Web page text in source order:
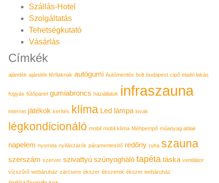
Szállás-Hotel
Szolgáltatás
Tehetségkutató
Vásárlás
Címkék
ajándék ajándék férfiaknak autógumi Autómentés bolt budapest cipő eladó lakás
fogyás fűtőpanel gumiabroncs háziállatok infraszauna
internet játékok kerítés klíma Led lámpa lovak
légkondicionáló mobil mobil klíma Méhpempő műanyag ablak
napelem nyomda nyílászárók páramentesítő redőny ruha szauna
szerszám szerver szivattyú szúnyogháló tapéta táska ventilátor
vízszűrő webáruház zárcsere ékszer ékszerek ékszer webáruház